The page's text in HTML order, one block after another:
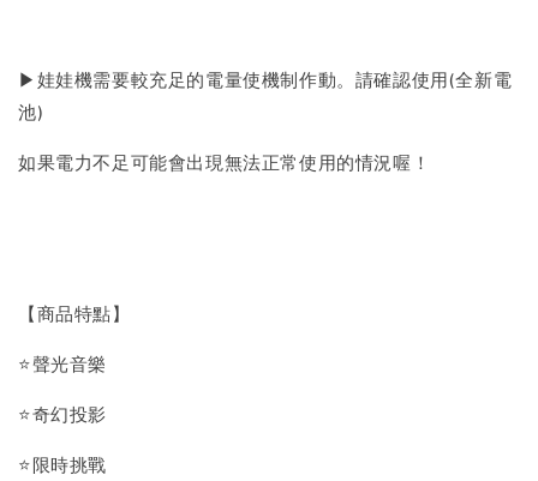
▶娃娃機需要較充足的電量使機制作動。請確認使用(全新電
池)
如果電力不足可能會出現無法正常使用的情況喔！
【商品特點】
⭐聲光音樂
⭐奇幻投影
⭐限時挑戰